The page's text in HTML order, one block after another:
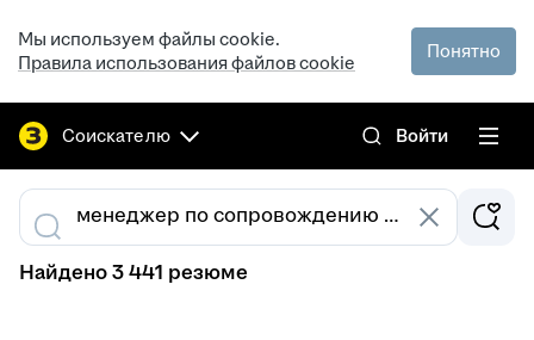
Мы используем файлы cookie.
Правила использования файлов cookie
Понятно
Соискателю Войти
Найдено 3 441 резюме